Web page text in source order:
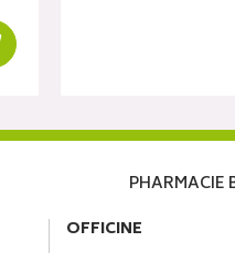
Ajouter au panier
PHARMACIE
OFFICINE